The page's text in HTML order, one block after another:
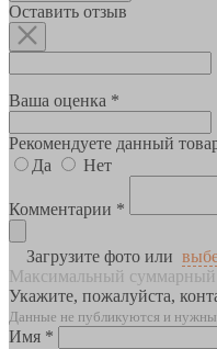
Оставить отзыв
Ваша оценка *
Рекомендуете данный
Да
Нет
Комментарии *
Загрузите фото или
Максимальный суммарный
Укажите, пожалуйста,
Данные не публикуются и
Имя *